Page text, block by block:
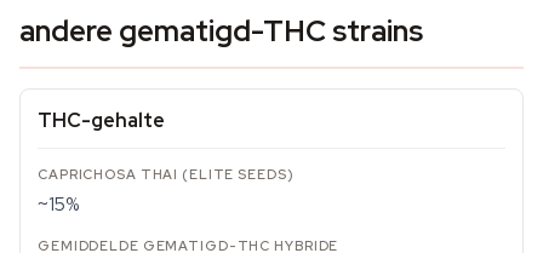
andere gematigd-THC strains
THC-gehalte
~15%